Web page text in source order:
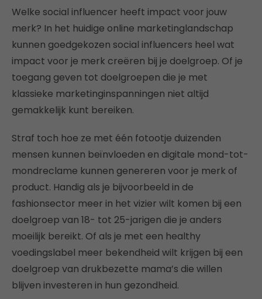
Welke social influencer heeft impact voor jouw
merk? In het huidige online marketinglandschap
kunnen goedgekozen social influencers heel wat
impact voor je merk creëren bij je doelgroep. Of je
toegang geven tot doelgroepen die je met
klassieke marketinginspanningen niet altijd
gemakkelijk kunt bereiken.
Straf toch hoe ze met één fotootje duizenden
mensen kunnen beïnvloeden en digitale mond-tot-
mondreclame kunnen genereren voor je merk of
product. Handig als je bijvoorbeeld in de
fashionsector meer in het vizier wilt komen bij een
doelgroep van 18- tot 25-jarigen die je anders
moeilijk bereikt. Of als je met een healthy
voedingslabel meer bekendheid wilt krijgen bij een
doelgroep van drukbezette mama’s die willen
blijven investeren in hun gezondheid.